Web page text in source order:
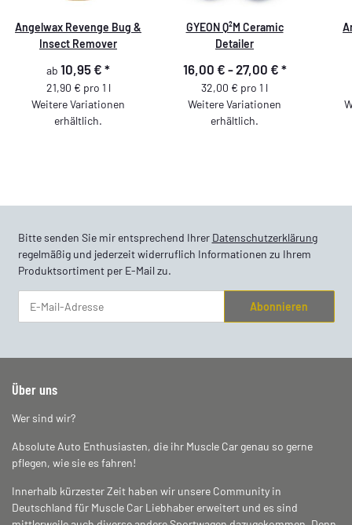
Angelwax Revenge Bug &
Insect Remover
ab 10,95 € *
21,90 € pro 1 l
Weitere Variationen
erhältlich.
GYEON Q²M Ceramic
Detailer
16,00 € -27,00 € *
32,00 € pro 1 l
Weitere Variationen
erhältlich.
Bitte senden Sie mir entsprechend Ihrer Datenschutzerklärung
regelmäßig und jederzeit widerruflich Informationen zu Ihrem
Produktsortiment per E-Mail zu.
Abonnieren
Über uns
Wer sind wir?
Absolute Auto Enthusiasten, die ihr Muscle Car genau so gerne
pflegen, wie sie es fahren!
Innerhalb kürzester Zeit haben wir unsere Community in
Deutschland für Muscle Car Liebhaber erweitert und es sind